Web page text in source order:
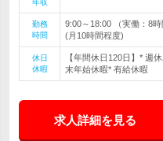
年収
勤務
時間
9:00～18:00 （実働：8
(月10時間程度)
休日
休暇
【年間休日120日】* 週
末年始休暇* 有給休暇
求人詳細を見る